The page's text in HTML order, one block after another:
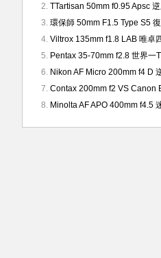
TTartisan 50mm f0.95 Apsc
環保師 50mm F1.5 Type S5
Viltrox 135mm f1.8 LAB 唯卓
Pentax 35-70mm f2.8 世界一
Nikon AF Micro 200mm f4 D
Contax 200mm f2 VS Canon
Minolta AF APO 400mm f4.5